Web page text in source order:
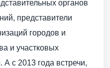
органов
представители
городов и
и участковых
с 2013 года встречи,